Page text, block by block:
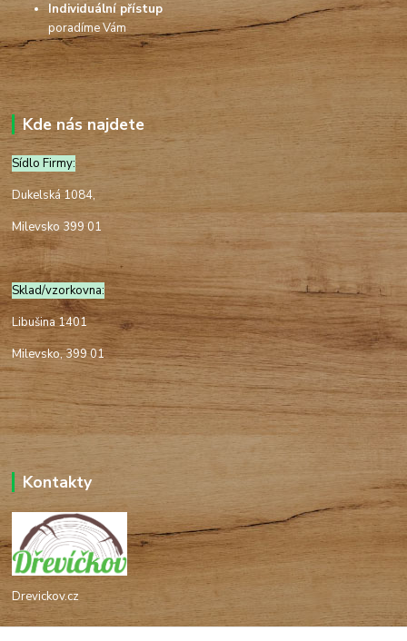
Individuální přístup
poradíme Vám
Kde nás najdete
Sídlo Firmy:
Dukelská 1084,
Milevsko 399 01
Sklad/vzorkovna:
Libušina 1401
Milevsko, 399 01
Kontakty
Drevickov.cz